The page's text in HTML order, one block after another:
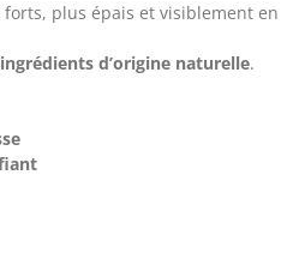
forts, plus épais et visiblement en
d’origine naturelle.